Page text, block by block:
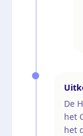
De
het
het